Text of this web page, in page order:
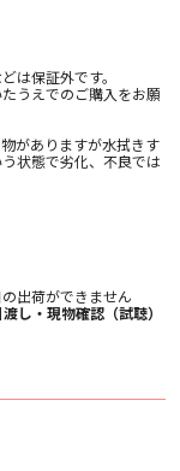
は保証外です。
うえでのご購入をお願
がありますが水拭きす
状態で劣化、不良では
出荷ができません
し・現物確認（試聴）